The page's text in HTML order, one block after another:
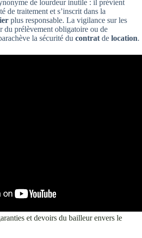
de lourdeur inutile : il prévient
de traitement et s’inscrit dans la
plus responsable. La vigilance sur les
du prélèvement obligatoire ou de
la sécurité du contrat de location.
et devoirs du bailleur envers le